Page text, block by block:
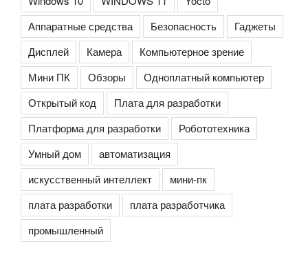
Аппаратные средства
Безопасность
Гаджеты
Дисплей
Камера
Компьютерное зрение
Мини ПК
Обзоры
Одноплатный компьютер
Открытый код
Плата для разработки
Платформа для разработки
Робототехника
Умный дом
автоматизация
искусственный интеллект
мини-пк
плата разработки
плата разработчика
промышленный